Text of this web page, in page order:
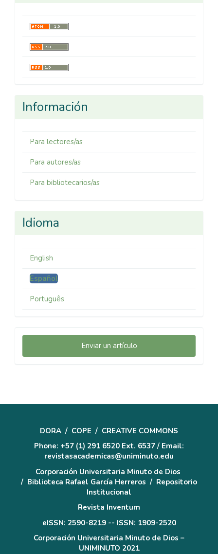
Información
Para lectores/as
Para autores/as
Para bibliotecarios/as
Idioma
English
Español
Português
Enviar
un
Enviar un artículo
DORA / COPE / CREATIVE COMMONS
Phone: +57 (1) 291 6520 Ext. 6537 / Email:
revistasacademicas@uniminuto.edu
Corporación Universitaria Minuto de Dios
/ Biblioteca Rafael García Herreros / Repositorio
Institucional
Revista Inventum
eISSN: 2590-8219 -- ISSN: 1909-2520
Corporación Universitaria Minuto de Dios –
UNIMINUTO 2021